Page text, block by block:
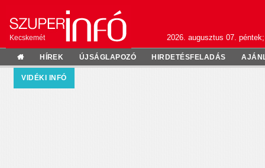
Kecskemét 2026. augusztus 07.
HÍREK ÚJSÁGLAPOZÓ HIRDETÉSFELADÁS
VIDÉKI INFÓ